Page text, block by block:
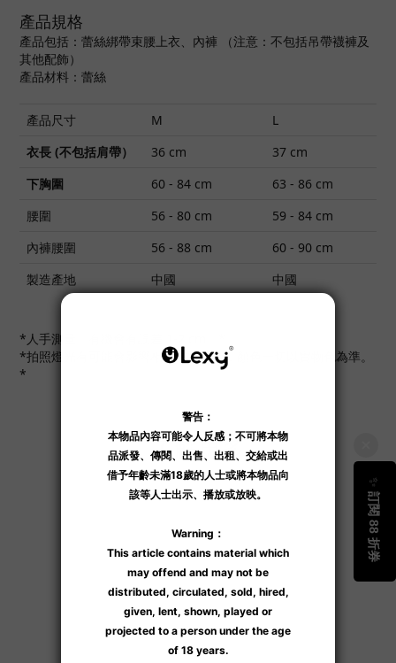
產品規格
產品包括：蕾絲綁帶束腰上衣、內褲 （注意：不包括吊帶襪褲及
其他配飾）
產品材料：蕾絲
產品尺寸 M
L
衣長 (不包括肩帶）
36 cm
37 cm
下胸圍
60 - 84 cm
63 - 86 cm
腰圍
56 - 80 cm
59 - 84 cm
內褲腰圍
56 - 88 cm
60 - 90 cm
製造產地
中國 中國
*人手測量，有機會有誤差 1-2 cm。*
*拍照燈光有可能會影響相片衣物顏色，顏色一切以實物色為準。
*
了解更多